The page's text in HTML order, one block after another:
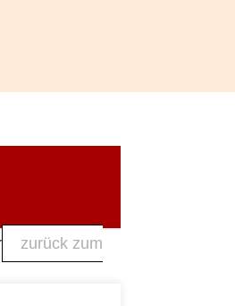
zurück zum